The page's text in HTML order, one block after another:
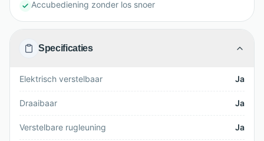
Accubediening zonder los snoer
Specificaties
Elektrisch verstelbaar Ja
Draaibaar Ja
Verstelbare rugleuning Ja